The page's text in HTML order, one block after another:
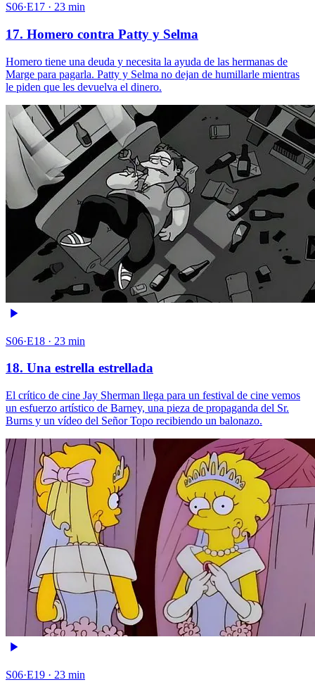
S06·E17 · 23 min
17. Homero contra Patty y Selma
Homero tiene una deuda y necesita la ayuda de las hermanas de
Marge para pagarla. Patty y Selma no dejan de humillarle mientras
le piden que les devuelva el dinero.
S06·E18 · 23 min
18. Una estrella estrellada
El crítico de cine Jay Sherman llega para un festival de cine vemos
un esfuerzo artístico de Barney, una pieza de propaganda del Sr.
Burns y un vídeo del Señor Topo recibiendo un balonazo.
S06·E19 · 23 min